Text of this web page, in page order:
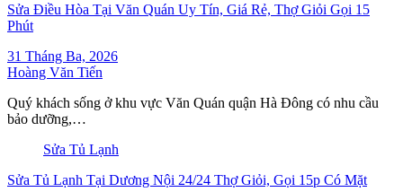
Sửa Điều Hòa Tại Văn Quán Uy Tín, Giá Rẻ, Thợ Giỏi Gọi 15
Phút
31 Tháng Ba, 2026
Hoàng Văn Tiến
Quý khách sống ở khu vực Văn Quán quận Hà Đông có nhu cầu
bảo dưỡng,…
Sửa Tủ Lạnh
Sửa Tủ Lạnh Tại Dương Nội 24/24 Thợ Giỏi, Gọi 15p Có Mặt